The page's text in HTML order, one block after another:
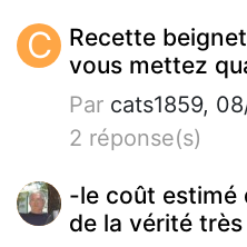
C
Recette
vous mettez
Par cats1859,
2 réponse(s)
-le coût estimé
de la vérité